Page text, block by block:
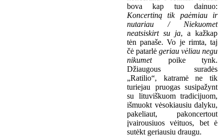
bova kap tuo dainuo:
Koncertiną tik paėmiau ir
nutariau / Niekuomet
neatsiskirt su ja, a kažkap
tėn panaše.Vo je rimta, taj
čė patarlė geriau vėliau negu
nikumetpoike tynk.
Džiaugous suradės
„Ratilio“, katramė ne tik
turiejau pruogas susipažynt
su lituviškuom tradicijuom,
išmuokt vėsokiausiu dalyku,
pakeliaut, pakoncertout
įvairousiuos vėituos, bet ė
sutėkt geriausiu draugu.